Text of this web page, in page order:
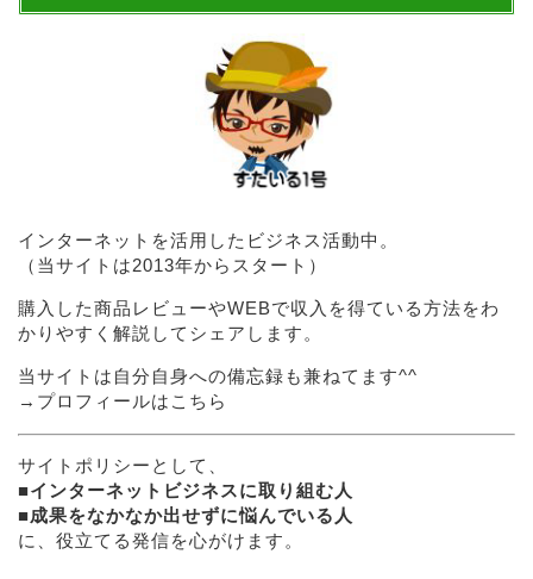
インターネットを活用したビジネス活動中。
（当サイトは2013年からスタート）
購入した商品レビューやWEBで収入を得ている方法をわ
かりやすく解説してシェアします。
当サイトは自分自身への備忘録も兼ねてます^^
→ プロフィールはこちら
サイトポリシーとして、
■インターネットビジネスに取り組む人
■成果をなかなか出せずに悩んでいる人
に、役立てる発信を心がけます。